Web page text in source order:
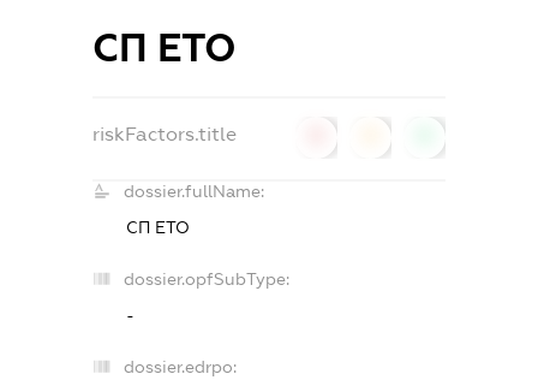
СП ЕТО
riskFactors.title
dossier.fullName:
СП ЕТО
dossier.opfSubType:
-
dossier.edrpo: